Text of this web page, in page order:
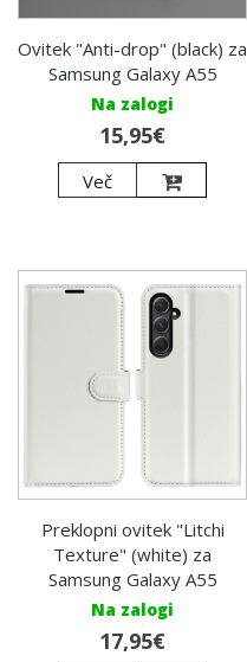
Ovitek "Anti-drop" (black) za
Samsung Galaxy A55
Na zalogi
15,95€
Več
Preklopni ovitek "Litchi
Texture" (white) za
Samsung Galaxy A55
Na zalogi
17,95€